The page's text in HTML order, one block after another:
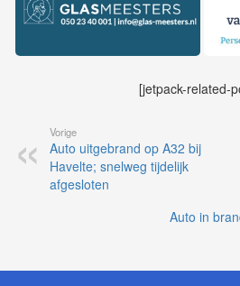
[jetpack-related-
Vorige
Auto uitgebrand op A32 bij
Havelte; snelweg tijdelijk
afgesloten
Auto in